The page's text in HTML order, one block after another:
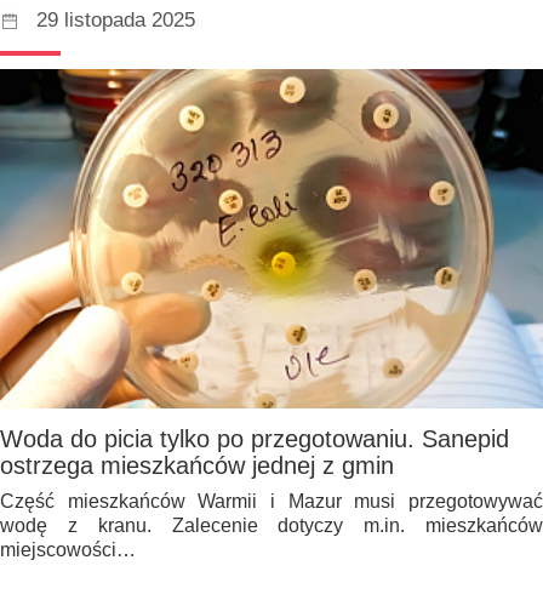
29 listopada 2025
Woda do picia tylko po przegotowaniu. Sanepid
ostrzega mieszkańców jednej z gmin
Część mieszkańców Warmii i Mazur musi przegotowywać
wodę z kranu. Zalecenie dotyczy m.in. mieszkańców
miejscowości…